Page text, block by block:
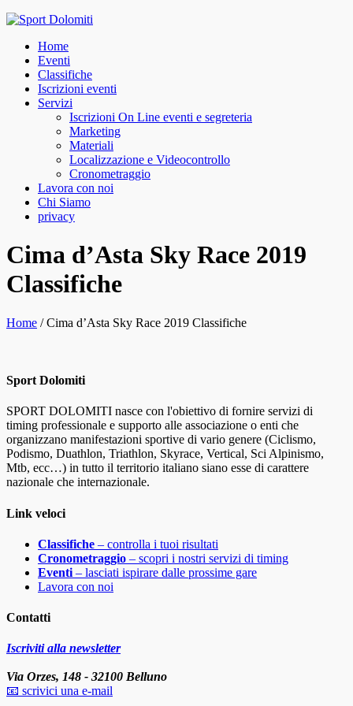
Skip
contentHome
Eventi
Classifiche
Iscrizioni eventi
Servizi
Iscrizioni On Line eventi e segreteria
Marketing
Materiali
Localizzazione e Videocontrollo
Cronometraggio
Lavora con noi
Chi Siamo
privacy
facebook
instagram
Cima d’Asta Sky Race 2019
Classifiche
Home /Cima d’Asta Sky Race 2019 Classifiche
Sport Dolomiti
SPORT DOLOMITI nasce con l'obiettivo di fornire servizi di
timing professionale e supporto alle associazione o enti che
organizzano manifestazioni sportive di vario genere (Ciclismo,
Podismo, Duathlon, Triathlon, Skyrace, Vertical, Sci Alpinismo,
Mtb, ecc…) in tutto il territorio italiano siano esse di carattere
nazionale che internazionale.
Link veloci
Classifiche – controlla i tuoi risultati
Cronometraggio – scopri i nostri servizi di timing
Eventi – lasciati ispirare dalle prossime gare
Lavora con noi
Contatti
Iscriviti alla newsletter
Via Orzes, 148 - 32100 Belluno
📧 scrivici una e-mail